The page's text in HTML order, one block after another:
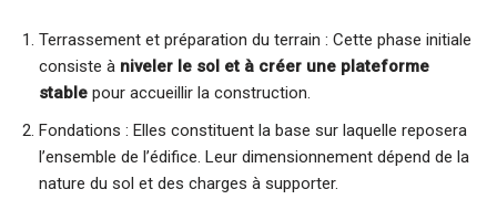
Terrassement et préparation du terrain : Cette phase initiale
consiste à niveler le sol et à créer une plateforme
stable pour accueillir la construction.
Fondations : Elles constituent la base sur laquelle reposera
l’ensemble de l’édifice. Leur dimensionnement dépend de la
nature du sol et des charges à supporter.